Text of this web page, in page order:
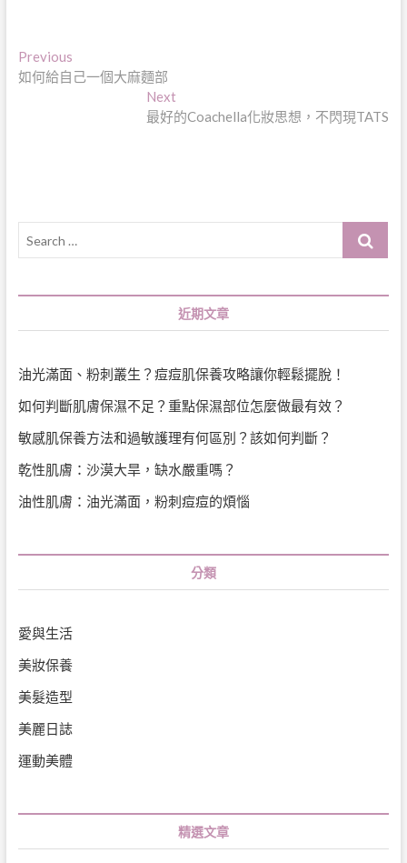
文
章
PreviousPrevious
post:
如何給自己一個大麻麵部
NextNext
post:
最好的Coachella化妝思想，不閃現TATS
Search
近期文章
油光滿面、粉刺叢生？痘痘肌保養攻略讓你輕鬆擺脫！
如何判斷肌膚保濕不足？重點保濕部位怎麼做最有效？
敏感肌保養方法和過敏護理有何區別？該如何判斷？
乾性肌膚：沙漠大旱，缺水嚴重嗎？
油性肌膚：油光滿面，粉刺痘痘的煩惱
分類
愛與生活
美妝保養
美髮造型
美麗日誌
運動美體
精選文章